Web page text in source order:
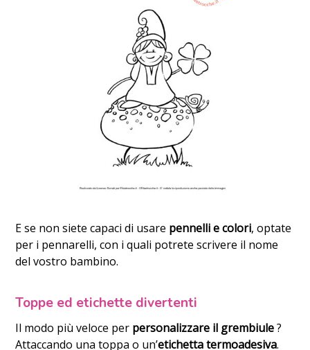
E se non siete capaci di usare pennelli e colori, optate
per i pennarelli, con i quali potrete scrivere il nome
del vostro bambino.
Toppe ed etichette divertenti
Il modo più veloce per personalizzare il grembiule?
Attaccando una toppa o un’etichetta termoadesiva.